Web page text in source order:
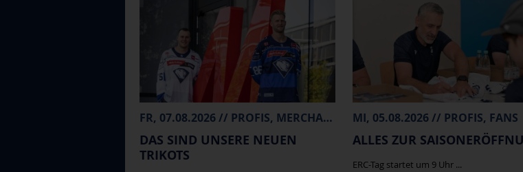
FR, 07.08.2026 // PROFIS, MERCHANDISE
DAS SIND UNSERE NEUEN
TRIKOTS
MI, 05.08.2026 // PROFIS, FANS
ALLES ZUR
ERC-Tag startet um 9 Uhr ...